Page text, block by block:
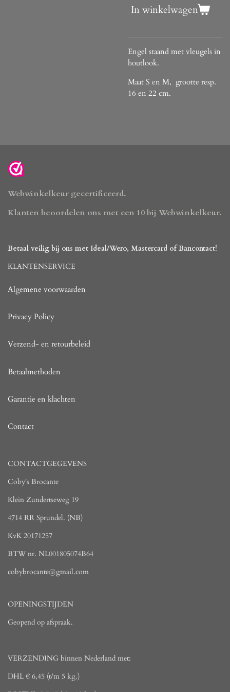
In winkelwagen
Engel staand met vleugels in
houtlook.
Maat S en M, grootte resp.
16 en 22 cm.
Webwinkelkeur gecertificeerd.
Klanten beoordelen ons met een 10 bij Webwinkelkeur.
Betaal veilig bij ons met Ideal/Wero, Mastercard of Bancontact!
KLANTENSERVICE
Algemene voorwaarden
Privacy Policy
Verzend- en retourbeleid
Betaalmethoden
Garantie en klachten
Contact
CONTACTGEGEVENS
Coby's Brocante
Klein Zundertseweg 19
4714 RR Sprundel. (NB)
KvK 20171257
BTW nr. NL001805074B64
cobybrocante@gmail.com
OPENINGSTIJDEN
Geopend op afspraak.
VERZENDING binnen Nederland met:
DHL € 6,45 (t/m 5 kg.)